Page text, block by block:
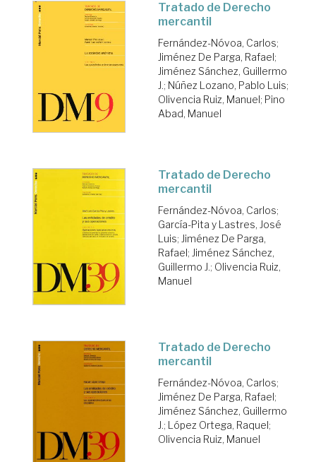
Tratado de Derecho
mercantil
Fernández-Nóvoa, Carlos;
Jiménez De Parga, Rafael;
Jiménez Sánchez, Guillermo
J.; Núñez Lozano, Pablo Luis;
Olivencia Ruiz, Manuel; Pino
Abad, Manuel
Tratado de Derecho
mercantil
Fernández-Nóvoa, Carlos;
García-Pita y Lastres, José
Luis; Jiménez De Parga,
Rafael; Jiménez Sánchez,
Guillermo J.; Olivencia Ruiz,
Manuel
Tratado de Derecho
mercantil
Fernández-Nóvoa, Carlos;
Jiménez De Parga, Rafael;
Jiménez Sánchez, Guillermo
J.; López Ortega, Raquel;
Olivencia Ruiz, Manuel